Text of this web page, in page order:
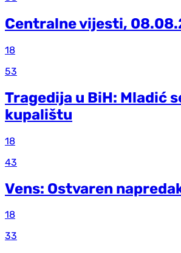
Centralne vijesti,
18
53
Tragedija u BiH: Mladić
kupalištu
18
43
Vens: Ostvaren
18
33